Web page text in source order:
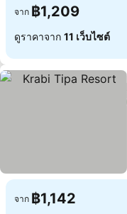
จาก ฿1,209
ดูราคาจาก 11 เว็บไซต์
จาก ฿1,142